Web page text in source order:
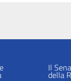
Il
della